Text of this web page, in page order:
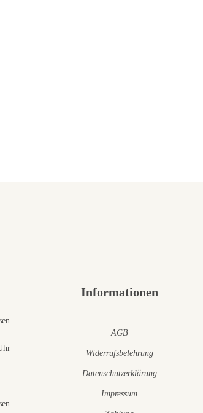
Informationen
AGB
Widerrufsbelehrung
Datenschutzerklärung
Impressum